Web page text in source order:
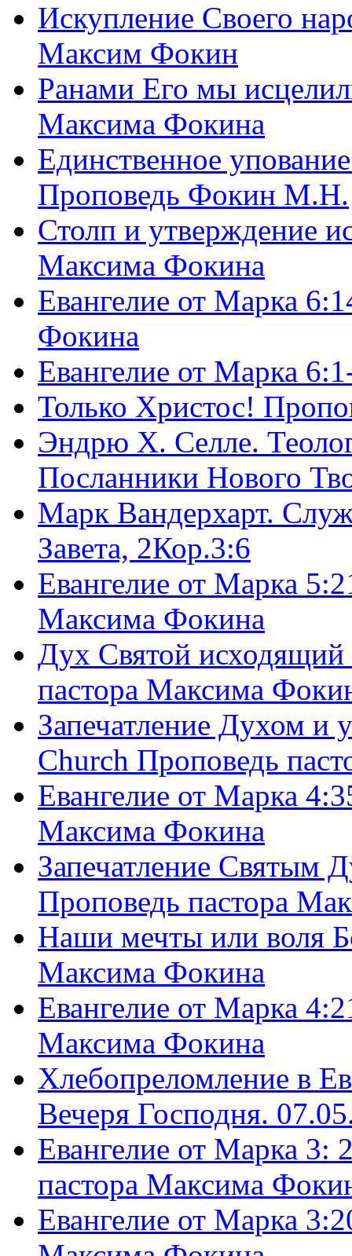
Искупление Своего
Максим Фокин
Ранами Его мы
Максима Фокина
Единственное
Проповедь Фокин М.Н.
Столп и утверждение
Максима Фокина
Евангелие от Марка
Фокина
Евангелие от Марка
Только Христос!
Эндрю Х. Селле.
Посланники Нового
Марк Вандерхарт.
Завета, 2Кор.3:6
Евангелие от Марка
Максима Фокина
Дух Святой
пастора Максима
Запечатление Духом и
Church Проповедь
Евангелие от Марка
Максима Фокина
Запечатление Святым
Проповедь пастора
Наши мечты или воля
Максима Фокина
Евангелие от Марка
Максима Фокина
Хлебопреломление в
Вечеря Господня.
Евангелие от Марка 3:
пастора Максима
Евангелие от Марка